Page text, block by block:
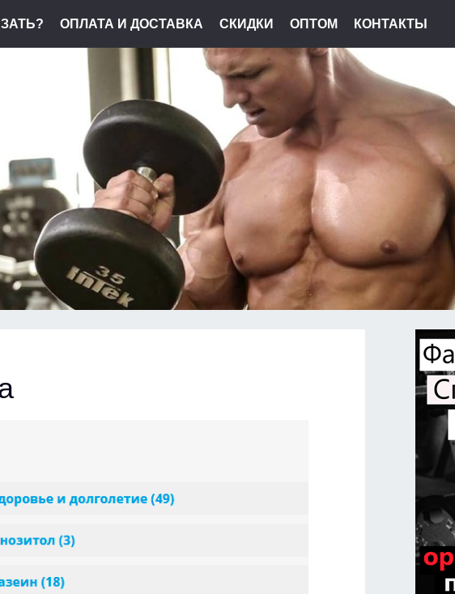
ОПЛАТА И ДОСТАВКА СКИДКИ ОПТОМ КОНТАКТЫ